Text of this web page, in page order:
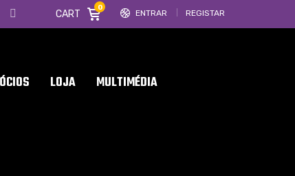
ENTRAR REGISTAR
CART
0
LOJA MULTIMÉDIA